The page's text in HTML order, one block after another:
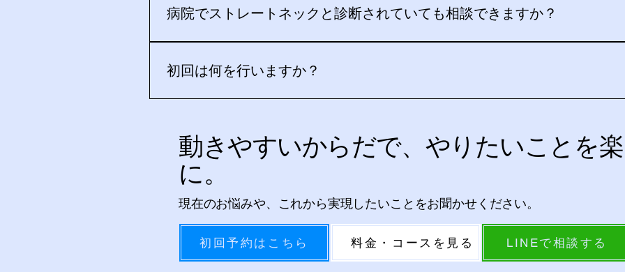
す。肩や首の状態だけでなく、姿勢、肩甲骨や胸郭の動き、柔軟性、筋力、身体の使い方を
病院でストレートネックと診断されていても相談できますか？
も医療機関への相談を優先してご案内することがあります。
初回は何を行いますか？
いしびれ、発熱、転倒や事故後の痛みなどがある場合は、まず医療機関へご相談ください。
動きやすいからだで、やりたいことを
に。
現在のお悩みや、これから実現したいことをお聞かせください。
初回予約はこちら 料金・コースを見る LINEで相談する